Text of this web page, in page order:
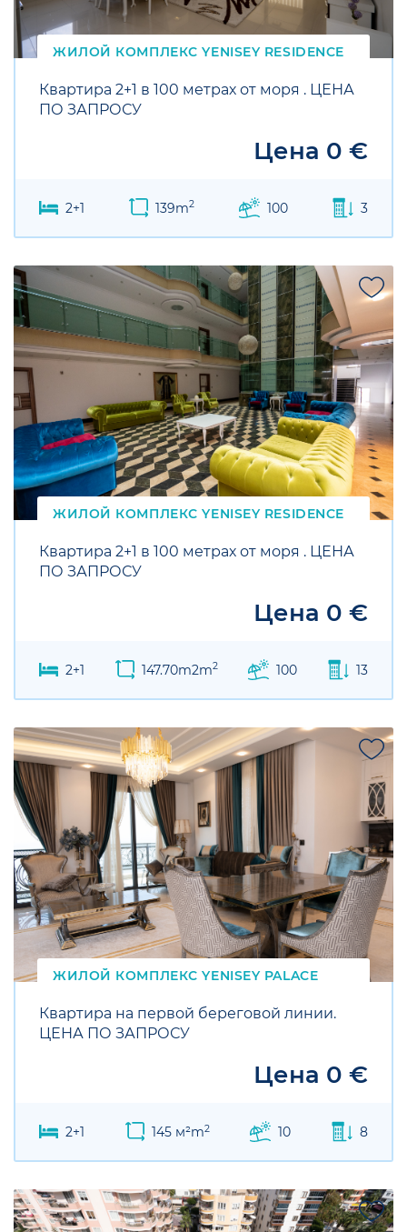
ЖИЛОЙ КОМПЛЕКСYENISEY RESIDENCE
Квартира 2+1 в 100 метрах от моря . ЦЕНА
ПО ЗАПРОСУ
Цена 0 €
2+1 139m2 100 3
ЖИЛОЙ КОМПЛЕКСYENISEY RESIDENCE
SALE
Квартира 2+1 в 100 метрах от моря . ЦЕНА
ПО ЗАПРОСУ
Цена 0 €
2+1 147.70m2m2 100 13
ЖИЛОЙ КОМПЛЕКСYENISEY PALACE
SALE
Квартира на первой береговой линии.
ЦЕНА ПО ЗАПРОСУ
Цена 0 €
2+1 145 м²m2 10 8
SALE